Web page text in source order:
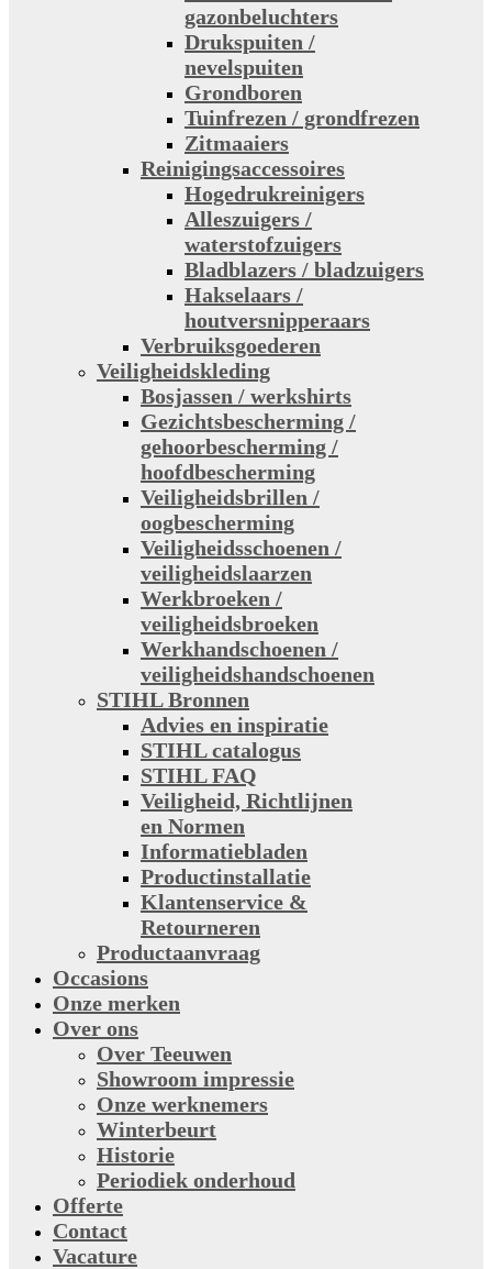
gazonbeluchters
Drukspuiten /
nevelspuiten
Grondboren
Tuinfrezen / grondfrezen
Zitmaaiers
Reinigingsaccessoires
Hogedrukreinigers
Alleszuigers /
waterstofzuigers
Bladblazers / bladzuigers
Hakselaars /
houtversnipperaars
Verbruiksgoederen
Veiligheidskleding
Bosjassen / werkshirts
Gezichtsbescherming /
gehoorbescherming /
hoofdbescherming
Veiligheidsbrillen /
oogbescherming
Veiligheidsschoenen /
veiligheidslaarzen
Werkbroeken /
veiligheidsbroeken
Werkhandschoenen /
veiligheidshandschoenen
STIHL Bronnen
Advies en inspiratie
STIHL catalogus
STIHL FAQ
Veiligheid, Richtlijnen
en Normen
Informatiebladen
Productinstallatie
Klantenservice &
Retourneren
Productaanvraag
Occasions
Onze merken
Over ons
Over Teeuwen
Showroom impressie
Onze werknemers
Winterbeurt
Historie
Periodiek onderhoud
Offerte
Contact
Vacature